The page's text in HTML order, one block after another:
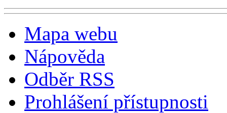
Mapa webu
Nápověda
Odběr RSS
Prohlášení přístupnosti